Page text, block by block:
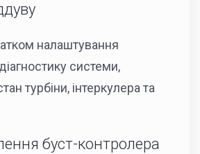
налаштування
системи,
турбіни, інтеркулера та
буст-контролера